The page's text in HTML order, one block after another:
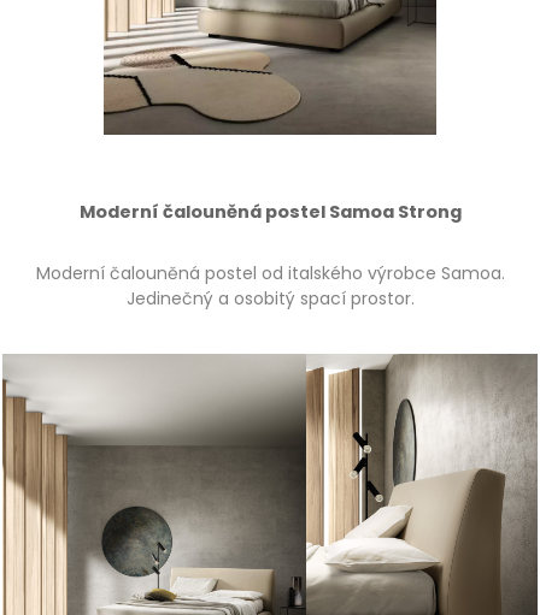
Moderní čalouněná postel Samoa Strong
Moderní čalouněná postel od italského výrobce Samoa.
Jedinečný a osobitý spací prostor.